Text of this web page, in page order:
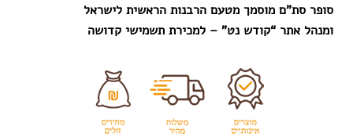
סופר סת”ם מוסמך מטעם הרבנות הראשית לישראל
ומנהל אתר “קודש נט” – למכירת תשמישי קדושה